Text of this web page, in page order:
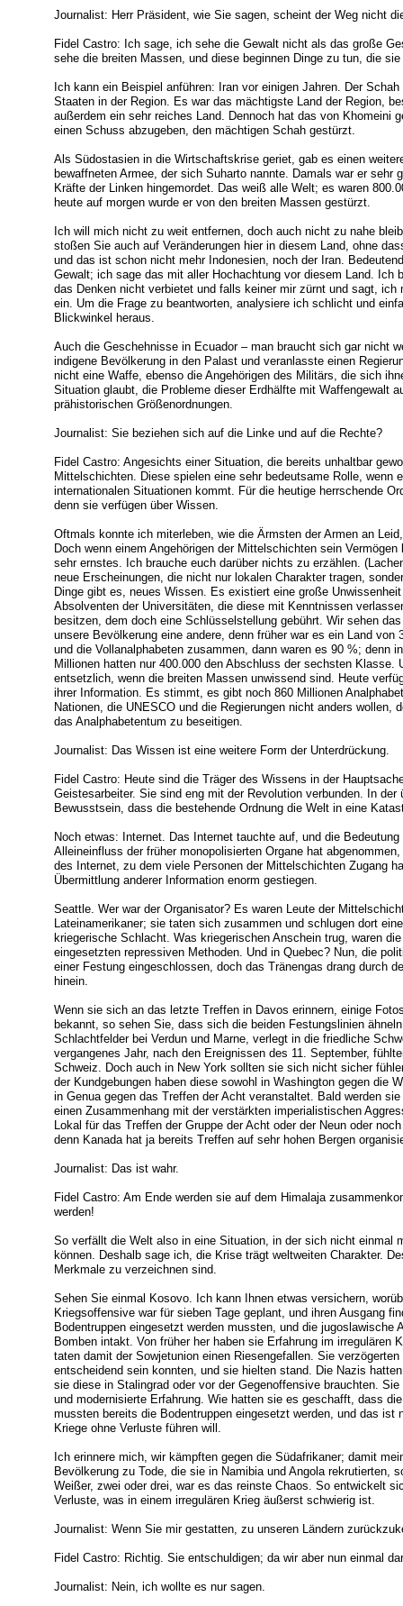
Journalist: Herr Präsident, wie Sie sagen, scheint der Weg nicht
Fidel Castro: Ich sage, ich sehe die Gewalt nicht als das große
sehe die breiten Massen, und diese beginnen Dinge zu tun, die
Ich kann ein Beispiel anführen: Iran vor einigen Jahren. Der
Staaten in der Region. Es war das mächtigste Land der Region,
außerdem ein sehr reiches Land. Dennoch hat das von Khomeini
einen Schuss abzugeben, den mächtigen Schah gestürzt.
Als Südostasien in die Wirtschaftskrise geriet, gab es einen
bewaffneten Armee, der sich Suharto nannte. Damals war er sehr
Kräfte der Linken hingemordet. Das weiß alle Welt; es waren
heute auf morgen wurde er von den breiten Massen gestürzt.
Ich will mich nicht zu weit entfernen, doch auch nicht zu nahe
stoßen Sie auch auf Veränderungen hier in diesem Land, ohne
und das ist schon nicht mehr Indonesien, noch der Iran.
Gewalt; ich sage das mit aller Hochachtung vor diesem Land. Ich
das Denken nicht verbietet und falls keiner mir zürnt und sagt, ich
ein. Um die Frage zu beantworten, analysiere ich schlicht und
Blickwinkel heraus.
Auch die Geschehnisse in Ecuador – man braucht sich gar nicht
indigene Bevölkerung in den Palast und veranlasste einen
nicht eine Waffe, ebenso die Angehörigen des Militärs, die sich
Situation glaubt, die Probleme dieser Erdhälfte mit Waffengewalt
prähistorischen Größenordnungen.
Journalist: Sie beziehen sich auf die Linke und auf die Rechte?
Fidel Castro: Angesichts einer Situation, die bereits unhaltbar
Mittelschichten. Diese spielen eine sehr bedeutsame Rolle, wenn
internationalen Situationen kommt. Für die heutige herrschende
denn sie verfügen über Wissen.
Oftmals konnte ich miterleben, wie die Ärmsten der Armen an
Doch wenn einem Angehörigen der Mittelschichten sein
sehr ernstes. Ich brauche euch darüber nichts zu erzählen.
neue Erscheinungen, die nicht nur lokalen Charakter tragen,
Dinge gibt es, neues Wissen. Es existiert eine große
Absolventen der Universitäten, die diese mit Kenntnissen
besitzen, dem doch eine Schlüsselstellung gebührt. Wir sehen
unsere Bevölkerung eine andere, denn früher war es ein Land
und die Vollanalphabeten zusammen, dann waren es 90 %; denn
Millionen hatten nur 400.000 den Abschluss der sechsten
entsetzlich, wenn die breiten Massen unwissend sind. Heute
ihrer Information. Es stimmt, es gibt noch 860 Millionen
Nationen, die UNESCO und die Regierungen nicht anders
das Analphabetentum zu beseitigen.
Journalist: Das Wissen ist eine weitere Form der Unterdrückung.
Fidel Castro: Heute sind die Träger des Wissens in der
Geistesarbeiter. Sie sind eng mit der Revolution verbunden. In
Bewusstsein, dass die bestehende Ordnung die Welt in eine
Noch etwas: Internet. Das Internet tauchte auf, und die
Alleineinfluss der früher monopolisierten Organe hat
des Internet, zu dem viele Personen der Mittelschichten Zugang
Übermittlung anderer Information enorm gestiegen.
Seattle. Wer war der Organisator? Es waren Leute der
Lateinamerikaner; sie taten sich zusammen und schlugen dort
kriegerische Schlacht. Was kriegerischen Anschein trug, waren
eingesetzten repressiven Methoden. Und in Quebec? Nun, die
einer Festung eingeschlossen, doch das Tränengas drang durch
hinein.
Wenn sie sich an das letzte Treffen in Davos erinnern, einige
bekannt, so sehen Sie, dass sich die beiden Festungslinien
Schlachtfelder bei Verdun und Marne, verlegt in die friedliche
vergangenes Jahr, nach den Ereignissen des 11. September,
Schweiz. Doch auch in New York sollten sie sich nicht sicher
der Kundgebungen haben diese sowohl in Washington gegen die
in Genua gegen das Treffen der Acht veranstaltet. Bald werden
einen Zusammenhang mit der verstärkten imperialistischen
Lokal für das Treffen der Gruppe der Acht oder der Neun oder
denn Kanada hat ja bereits Treffen auf sehr hohen Bergen
Journalist: Das ist wahr.
Fidel Castro: Am Ende werden sie auf dem Himalaja
werden!
So verfällt die Welt also in eine Situation, in der sich nicht einmal
können. Deshalb sage ich, die Krise trägt weltweiten Charakter.
Merkmale zu verzeichnen sind.
Sehen Sie einmal Kosovo. Ich kann Ihnen etwas versichern,
Kriegsoffensive war für sieben Tage geplant, und ihren Ausgang
Bodentruppen eingesetzt werden mussten, und die jugoslawische
Bomben intakt. Von früher her haben sie Erfahrung im irregulären
taten damit der Sowjetunion einen Riesengefallen. Sie
entscheidend sein konnten, und sie hielten stand. Die Nazis
sie diese in Stalingrad oder vor der Gegenoffensive brauchten.
und modernisierte Erfahrung. Wie hatten sie es geschafft, dass
mussten bereits die Bodentruppen eingesetzt werden, und das ist
Kriege ohne Verluste führen will.
Ich erinnere mich, wir kämpften gegen die Südafrikaner; damit
Bevölkerung zu Tode, die sie in Namibia und Angola rekrutierten,
Weißer, zwei oder drei, war es das reinste Chaos. So entwickelt
Verluste, was in einem irregulären Krieg äußerst schwierig ist.
Journalist: Wenn Sie mir gestatten, zu unseren Ländern
Fidel Castro: Richtig. Sie entschuldigen; da wir aber nun einmal
Journalist: Nein, ich wollte es nur sagen.